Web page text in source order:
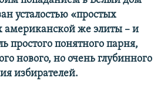
усталостью «простых
американской же элиты – и
простого понятного парня,
нового, но очень глубинного
избирателей.